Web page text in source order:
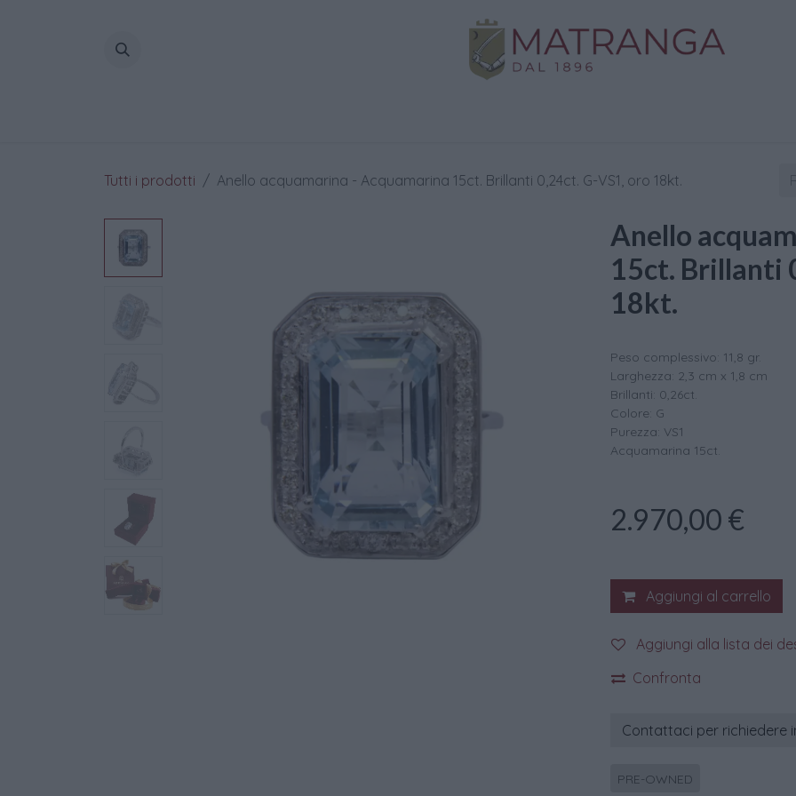
Tutti i prodotti Anello acquamarina - Acquamarina 15ct. Brillanti 0,24ct. G-VS1, oro 18kt.
Anello
15ct. Brillanti
18kt.
Peso complessivo: 11,8 gr.
Larghezza: 2,3 cm x 1,8 cm
Brillanti: 0,26ct.
Colore: G
Purezza: VS1
Acquamarina 15ct.
2.970,00 €
Aggiungi al carrello
Aggiungi alla lista dei
Confronta
Contattaci per richiedere
PRE-OWNED